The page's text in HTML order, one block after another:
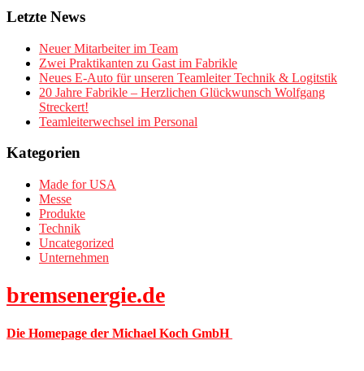
Letzte News
Neuer Mitarbeiter im Team
Zwei Praktikanten zu Gast im Fabrikle
Neues E-Auto für unseren Teamleiter Technik & Logitstik
20 Jahre Fabrikle – Herzlichen Glückwunsch Wolfgang
Streckert!
Teamleiterwechsel im Personal
Kategorien
Made for USA
Messe
Produkte
Technik
Uncategorized
Unternehmen
bremsenergie.de
Die Homepage der Michael Koch GmbH